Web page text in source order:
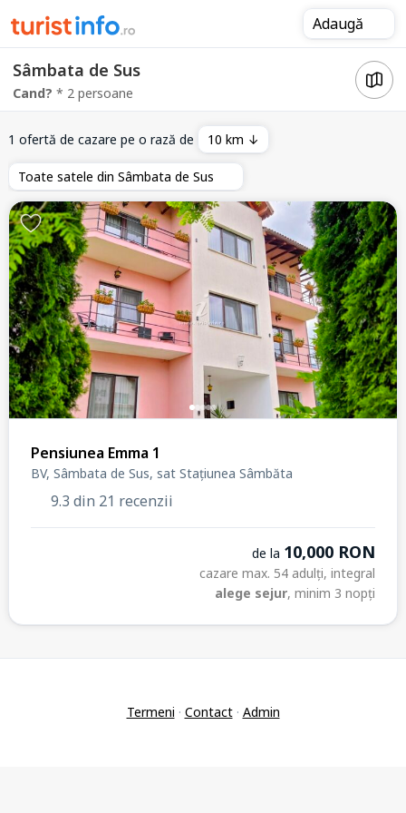
Adaugă
Sâmbata de Sus
Cand? * 2 persoane
1 ofertă de cazare pe o rază de 10 km ↓
Toate satele din Sâmbata de Sus
Pensiunea Emma 1
BV, Sâmbata de Sus, sat Stațiunea Sâmbăta
9.3 din 21 recenzii
de la 10,000 RON
cazare max. 54 adulți, integral
alege sejur, minim 3 nopți
Termeni · Contact· Admin